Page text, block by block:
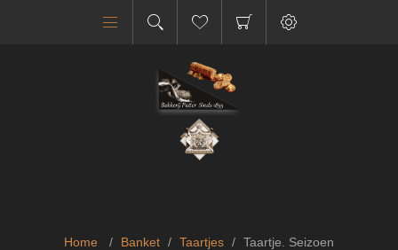
Home / Banket / Taartjes / Taartje. Seizoen